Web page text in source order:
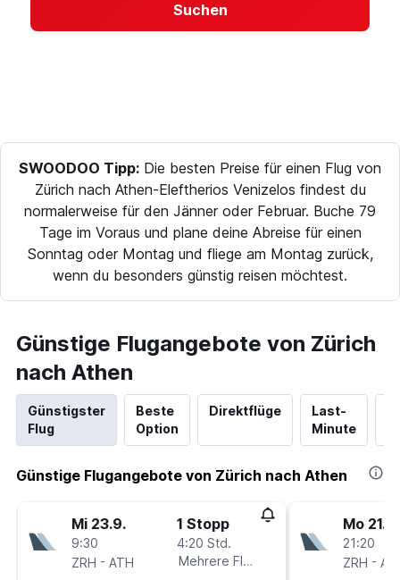
Suchen
SWOODOO Tipp: Die besten Preise für einen Flug von
Zürich nach Athen-Eleftherios Venizelos findest du
normalerweise für den Jänner oder Februar. Buche 79
Tage im Voraus und plane deine Abreise für einen
Sonntag oder Montag und fliege am Montag zurück,
wenn du besonders günstig reisen möchtest.
Günstige Flugangebote von Zürich
nach Athen
Günstigster
Flug
Beste
Option
Direktflüge
Last-
Minute
Günstige Flugangebote von Zürich nach Athen
Mi 23.9.
9:30
ZRH - ATH
1 Stopp
4:20 Std.
Mehrere Fluglinien
Mo 21.9.
21:20
ZRH -